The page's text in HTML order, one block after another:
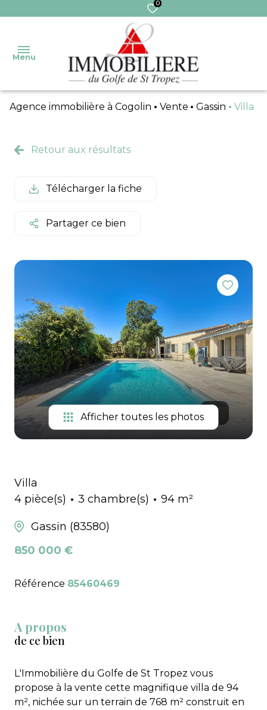
0
Menu
Nos
biens
Ventes
immo
Locations
Nos
Transaction
Extranet
Locations
de
vacances
Notre
équipe
Contactez-
nous
Agence immobilière à Cogolin Vente Gassin Villa
Retour aux résultats
Télécharger la fiche
Partager ce bien
Afficher toutes les photos
Villa
4 pièce(s)
3 chambre(s) 94 m²
Gassin (83580)
850 000 €
Référence 85460469
A propos
de ce bien
L'Immobilière du Golfe de St Tropez vous
propose à la vente cette magnifique villa de 94
m², nichée sur un terrain de 768 m² construit en